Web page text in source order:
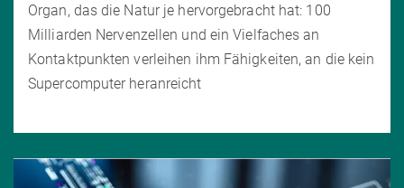
Organ, das die Natur je hervorgebracht hat: 100
Milliarden Nervenzellen und ein Vielfaches an
Kontaktpunkten verleihen ihm Fähigkeiten, an die kein
Supercomputer heranreicht